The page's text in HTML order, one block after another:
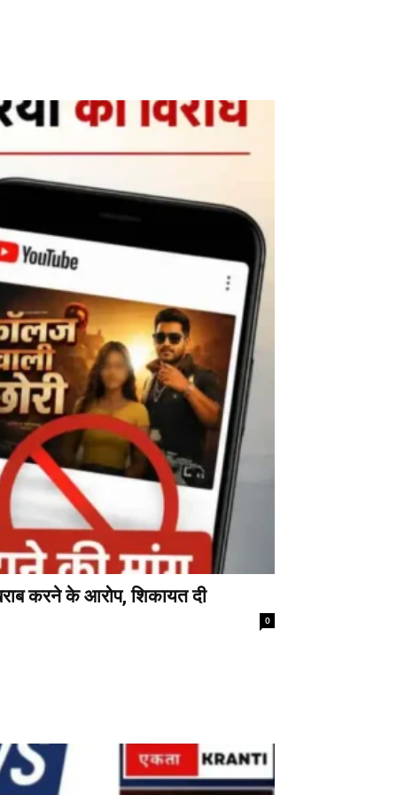
करने के आरोप, शिकायत दी
0